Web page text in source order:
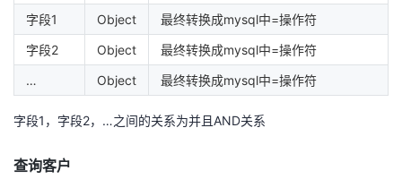
堂
我
的
我
我
的
技
我
的
字段1
Object
最终转换成mysql中=操作符
字段2
Object
最终转换成mysql中=操作符
…
Object 最终转换成mysql中=操作符
字段1，字段2，…之间的关系为并且AND关系
查询客户